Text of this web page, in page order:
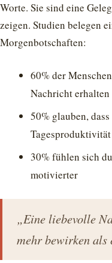
Worte. Sie sind eine
zeigen. Studien belegen
Morgenbotschaften:
60% der
Nachricht erhalten
50% glauben,
30% fühlen sich
motivierter
„Eine liebevolle
mehr bewirken als